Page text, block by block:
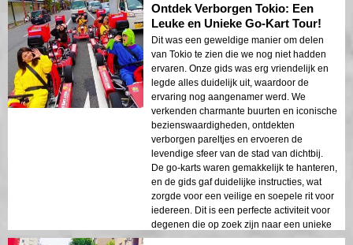
bent naar een unieke en spannende
manier om de stad te verkennen. De
combinatie van opwindend karten,
adembenemende uitzichten en een leuke
sfeer maakte dit een absoluut hoogtepunt
van onze reis. We raden deze ervaring ten
zeerste aan voor iedereen die op zoek is
naar een onvergetelijk avontuur in Tokyo.
De levendige energie van de stad,
gecombineerd met de opwinding van het
karten, maakte dit een werkelijk unieke en
gedenkwaardige ervaring. We komen
zeker terug!
Ontdek Verborgen Tokio: Een
Leuke en Unieke Go-Kart Tour!
Dit was een geweldige manier om delen
van Tokio te zien die we nog niet hadden
ervaren. Onze gids was erg vriendelijk en
legde alles duidelijk uit, waardoor de
ervaring nog aangenamer werd. We
verkenden charmante buurten en iconische
bezienswaardigheden, ontdekten
verborgen pareltjes en ervoeren de
levendige sfeer van de stad van dichtbij.
De go-karts waren gemakkelijk te hanteren,
en de gids gaf duidelijke instructies, wat
zorgde voor een veilige en soepele rit voor
iedereen. Dit is een perfecte activiteit voor
degenen die op zoek zijn naar een unieke
en leuke manier om Tokio te verkennen.